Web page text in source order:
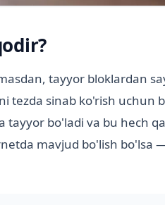
tayyor bloklardan
tezda sinab ko'rish uchun
tayyor bo'ladi va bu hech
mavjud bo'lish bo'lsa